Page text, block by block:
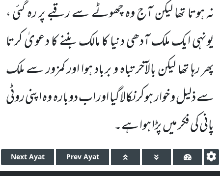
نہ ہوتا تھا لیکن آج وہ چھوٹے سے رقبے پر رہ گئی ،
یونہی ایک ملک آدھی دنیا کا مالک بننے کا دعویٰ کرتا
پھر رہا تھا لیکن بالآخر تباہ و برباد ہوا اور کمزور سے ملک
سے ذلیل و خوار ہوکر نکالا گیا اور اب دوبارہ وہ اپنی روٹی
پانی کی فکر میںپڑا ہوا ہے۔
Next Ayat Prev Ayat